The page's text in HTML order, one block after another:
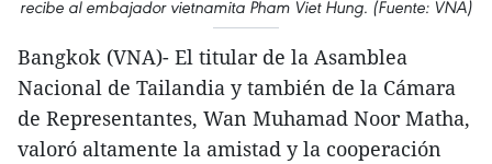
recibe al embajador vietnamita Pham Viet Hung. (Fuente: VNA)
Bangkok (VNA)- El titular de la Asamblea
Nacional de Tailandia y también de la Cámara
de Representantes, Wan Muhamad Noor Matha,
valoró altamente la amistad y la cooperación